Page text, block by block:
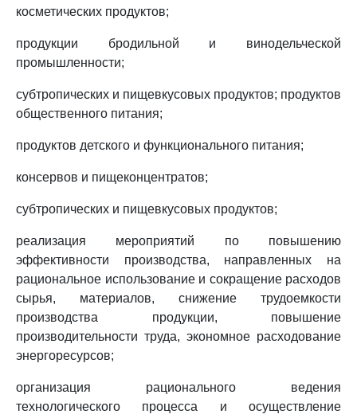
косметических продуктов;
продукции бродильной и винодельческой
промышленности;
субтропических и пищевкусовых продуктов; продуктов
общественного питания;
продуктов детского и функционального питания;
консервов и пищеконцентратов;
субтропических и пищевкусовых продуктов;
реализация мероприятий по повышению
эффективности производства, направленных на
рациональное использование и сокращение расходов
сырья, материалов, снижение трудоемкости
производства продукции, повышение
производительности труда, экономное расходование
энергоресурсов;
организация рационального ведения
технологического процесса и осуществление